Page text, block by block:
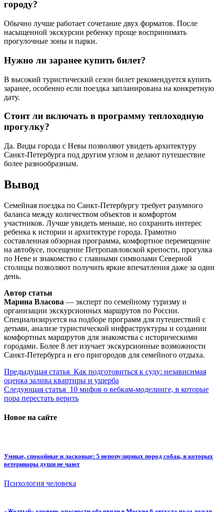
городу?
Обычно лучше работает сочетание двух форматов. После
насыщенной экскурсии ребенку проще воспринимать
прогулочные зоны и парки.
Нужно ли заранее купить билет?
В высокий туристический сезон билет рекомендуется купить
заранее, особенно если поездка запланирована на конкретную
дату.
Стоит ли включать в программу теплоходную
прогулку?
Да. Виды города с Невы позволяют увидеть архитектуру
Санкт-Петербурга под другим углом и делают путешествие
более разнообразным.
Вывод
Семейная поездка по Санкт-Петербургу требует разумного
баланса между количеством объектов и комфортом
участников. Лучше увидеть меньше, но сохранить интерес
ребенка к истории и архитектуре города. Грамотно
составленная обзорная программа, комфортное перемещение
на автобусе, посещение Петропавловской крепости, прогулка
по Неве и знакомство с главными символами Северной
столицы позволяют получить яркие впечатления даже за один
день.
Автор статьи
Марина Власова — эксперт по семейному туризму и
организации экскурсионных маршрутов по России.
Специализируется на подборе программ для путешествий с
детьми, анализе туристической инфраструктуры и создании
комфортных маршрутов для знакомства с историческими
городами. Более 8 лет изучает экскурсионные возможности
Санкт-Петербурга и его пригородов для семейного отдыха.
Предыдущая статья Как подготовиться к суду: независимая
оценка залива квартиры и ущерба
Следующая статья 10 мифов о вебкам-моделинге, в которые
пора перестать верить
Новое на сайте
Умные, спокойные и ласковые: 5 непопулярных пород собак, в которых
ветеринары души не чают
Психология человека